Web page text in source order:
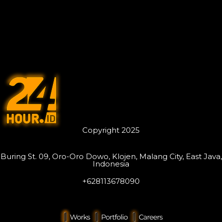
Copyright 2025
Buring St. 09, Oro-Oro Dowo, Klojen, Malang City, East Java,
Indonesia
+628113678090